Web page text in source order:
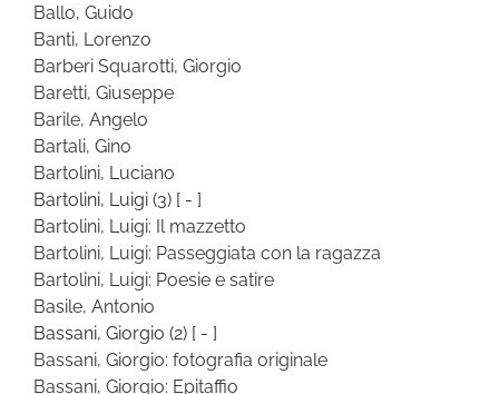
Ballo, Guido
Banti, Lorenzo
Barberi Squarotti, Giorgio
Baretti, Giuseppe
Barile, Angelo
Bartali, Gino
Bartolini, Luciano
Bartolini, Luigi (3) [ - ]
Bartolini, Luigi: Il mazzetto
Bartolini, Luigi: Passeggiata con la ragazza
Bartolini, Luigi: Poesie e satire
Basile, Antonio
Bassani, Giorgio (2) [ - ]
Bassani, Giorgio: fotografia originale
Bassani, Giorgio: Epitaffio